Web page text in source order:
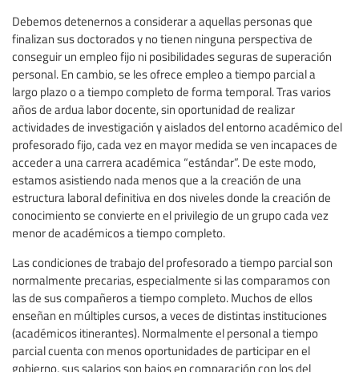
Debemos detenernos a considerar a aquellas personas que
finalizan sus doctorados y no tienen ninguna perspectiva de
conseguir un empleo fijo ni posibilidades seguras de superación
personal. En cambio, se les ofrece empleo a tiempo parcial a
largo plazo o a tiempo completo de forma temporal. Tras varios
años de ardua labor docente, sin oportunidad de realizar
actividades de investigación y aislados del entorno académico del
profesorado fijo, cada vez en mayor medida se ven incapaces de
acceder a una carrera académica “estándar”. De este modo,
estamos asistiendo nada menos que a la creación de una
estructura laboral definitiva en dos niveles donde la creación de
conocimiento se convierte en el privilegio de un grupo cada vez
menor de académicos a tiempo completo.
Las condiciones de trabajo del profesorado a tiempo parcial son
normalmente precarias, especialmente si las comparamos con
las de sus compañeros a tiempo completo. Muchos de ellos
enseñan en múltiples cursos, a veces de distintas instituciones
(académicos itinerantes). Normalmente el personal a tiempo
parcial cuenta con menos oportunidades de participar en el
gobierno, sus salarios son bajos en comparación con los del